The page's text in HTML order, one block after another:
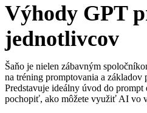
Výhody GPT
jednotlivcov
Šaňo je nielen zábavným
na tréning promptovania a základov
Predstavuje ideálny úvod do
pochopiť, ako môžete využiť AI vo